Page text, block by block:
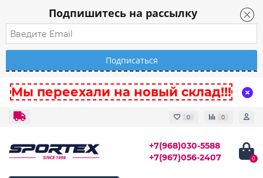
Подпишитесь на рассылку
Мы переехали на новый склад!!!
0 0
+7(968)030-5588
+7(967)056-2407
0